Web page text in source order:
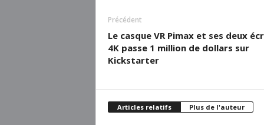
Précédent
Le casque VR Pimax et ses deux
4K passe 1 million de dollars sur
Kickstarter
Articles relatifs Plus de l'auteur